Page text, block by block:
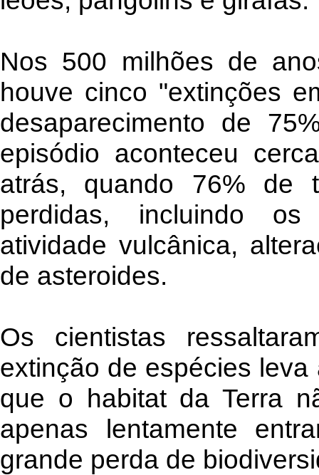
Nos 500 milhões de
houve cinco "extinções
desaparecimento de
episódio aconteceu
atrás, quando 76% de
perdidas, incluindo
atividade vulcânica,
de asteroides.
Os cientistas
extinção de espécies
que o habitat da Terra
apenas lentamente
grande perda de